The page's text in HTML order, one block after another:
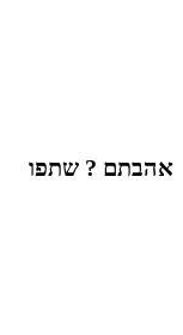
אהבתם ? שתפו